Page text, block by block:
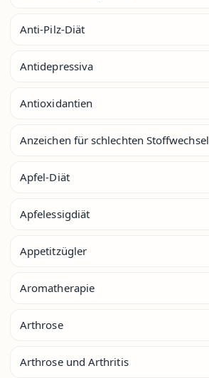
Anti-Pilz-Diät
Antidepressiva
Antioxidantien
Anzeichen für schlechten Stoffwechsel
Apfel-Diät
Apfelessigdiät
Appetitzügler
Aromatherapie
Arthrose
Arthrose und Arthritis